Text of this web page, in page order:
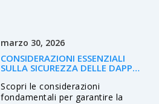
costosi.
marzo 30, 2026
CONSIDERAZIONI ESSENZIALI
SULLA SICUREZZA DELLE DAPP
Scopri le considerazioni
fondamentali per garantire la